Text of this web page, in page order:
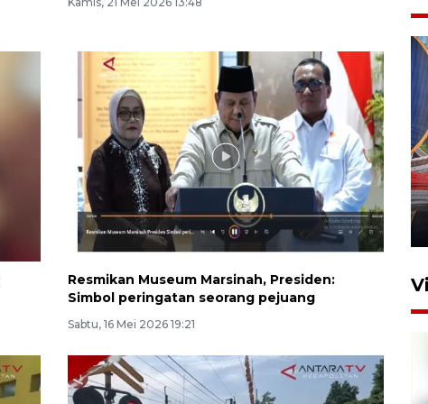
Resmikan Museum Marsinah, Presiden:
Simbol peringatan seorang pejuang
Sabtu, 16 Mei 2026 19:21
Komisi V DPR tinjau
perlintasan sebidang di
Stasiun Bogor
12 Juni 2026 18:49